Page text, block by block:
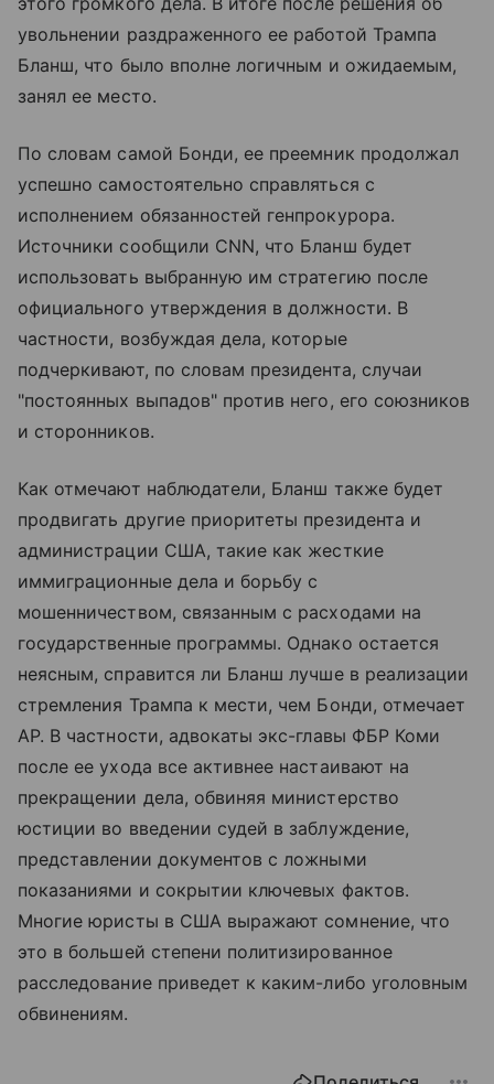
увольнении раздраженного ее работой Трампа
Бланш, что было вполне логичным и ожидаемым,
занял ее место.
По словам самой Бонди, ее преемник продолжал
успешно самостоятельно справляться с
исполнением обязанностей генпрокурора.
Источники сообщили CNN, что Бланш будет
использовать выбранную им стратегию после
официального утверждения в должности. В
частности, возбуждая дела, которые
подчеркивают, по словам президента, случаи
"постоянных выпадов" против него, его союзников
и сторонников.
Как отмечают наблюдатели, Бланш также будет
продвигать другие приоритеты президента и
администрации США, такие как жесткие
иммиграционные дела и борьбу с
мошенничеством, связанным с расходами на
государственные программы. Однако остается
неясным, справится ли Бланш лучше в реализации
стремления Трампа к мести, чем Бонди, отмечает
AP. В частности, адвокаты экс-главы ФБР Коми
после ее ухода все активнее настаивают на
прекращении дела, обвиняя министерство
юстиции во введении судей в заблуждение,
представлении документов с ложными
показаниями и сокрытии ключевых фактов.
Многие юристы в США выражают сомнение, что
это в большей степени политизированное
расследование приведет к каким-либо уголовным
обвинениям.